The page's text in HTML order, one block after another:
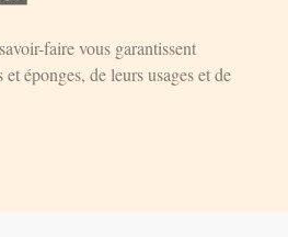
faire vous garantissent
éponges, de leurs usages et de